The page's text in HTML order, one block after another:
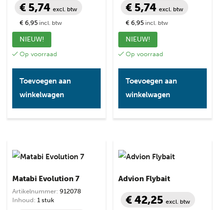
€ 5,74 excl. btw
€ 6,95 incl. btw
NIEUW!
Op voorraad
Toevoegen aan
winkelwagen
€ 5,74excl. btw
€ 6,95 incl. btw
NIEUW!
Op voorraad
Toevoegen aan
winkelwagen
Matabi Evolution 7
Artikelnummer: 912078
Inhoud: 1 stuk
Advion Flybait
€ 42,25excl. btw